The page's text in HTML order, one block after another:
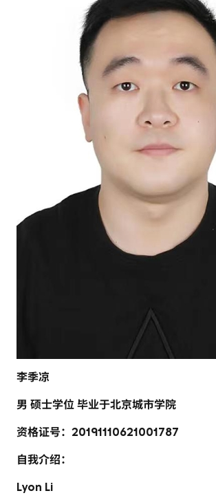
李季凉
男 硕士学位 毕业于北京城市学院
资格证号：20191110621001787
自我介绍：
Lyon Li